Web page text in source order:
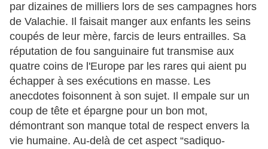
par dizaines de milliers lors de ses campagnes hors
de Valachie. Il faisait manger aux enfants les seins
coupés de leur mère, farcis de leurs entrailles. Sa
réputation de fou sanguinaire fut transmise aux
quatre coins de l'Europe par les rares qui aient pu
échapper à ses exécutions en masse. Les
anecdotes foisonnent à son sujet. Il empale sur un
coup de tête et épargne pour un bon mot,
démontrant son manque total de respect envers la
vie humaine. Au-delà de cet aspect “sadiquo-